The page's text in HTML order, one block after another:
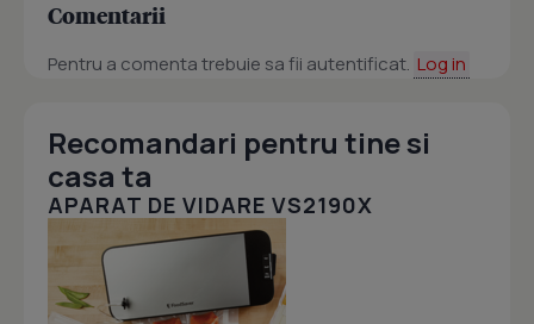
Comentarii
Pentru a comenta trebuie sa fii autentificat. Log in
Recomandari pentru tine si
casa ta
APARAT DE VIDARE VS2190X